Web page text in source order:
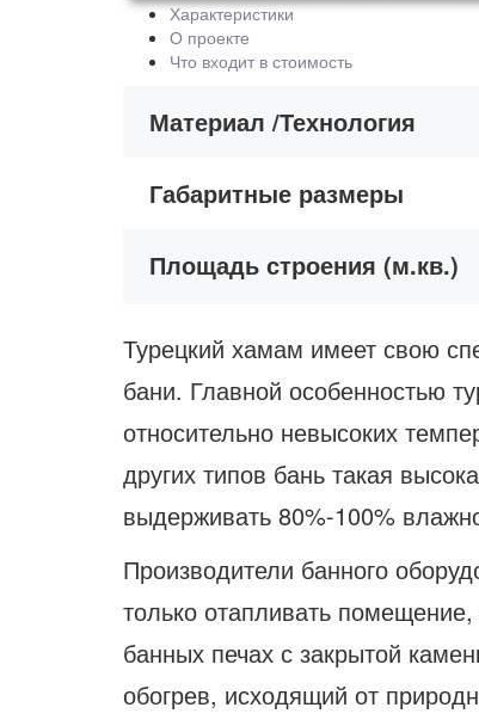
Характеристики
О проекте
Что входит в стоимость
Материал /Технология
Габаритные размеры
Площадь строения (м.кв.)
Турецкий хамам имеет свою
бани. Главной особенностью
относительно невысоких
других типов бань такая
выдерживать 80%-100%
Производители банного
только отапливать
банных печах с закрытой
обогрев, исходящий от